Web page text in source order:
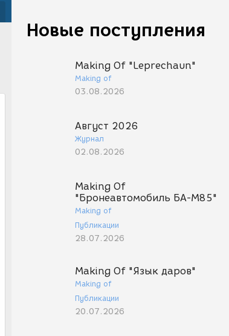
Новые поступления
Making Of "Leprechaun"
Making of
03.08.2026
Август 2026
Журнал
02.08.2026
Making Of
"Бронеавтомобиль БА-М85"
Making of
Публикации
28.07.2026
Making Of "Язык даров"
Making of
Публикации
20.07.2026